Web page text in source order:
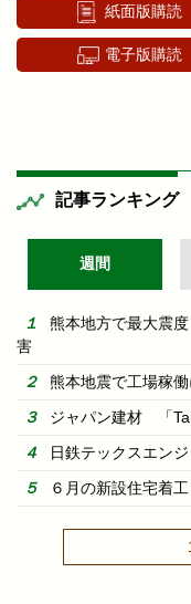
紙面版購読
電子版購読
記事ランキング
週間
熊本地方で最大震
害
熊本地震で工場稼
ジャパン建材 「
日鉄テックスエン
６月の新設住宅着